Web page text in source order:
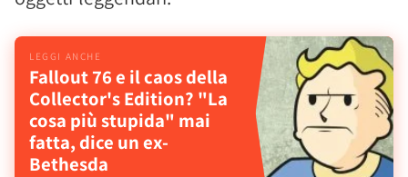
Fallout 76 e il caos della
Collector's Edition? "La
cosa più stupida" mai
fatta, dice un ex-
Bethesda